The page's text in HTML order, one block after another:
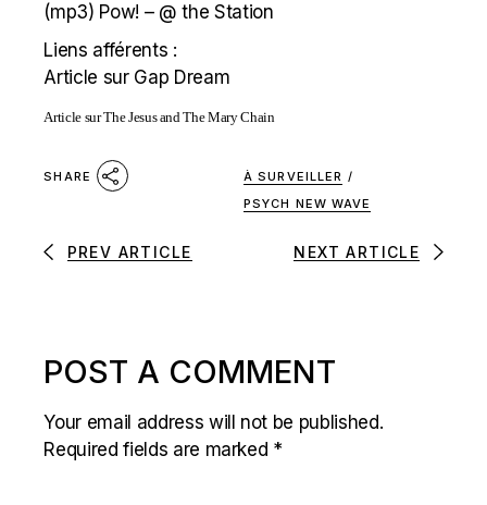
(mp3) Pow! – @ the Station
Liens afférents :
Article sur Gap Dream
Article sur The Jesus and The Mary Chain
SHARE À SURVEILLER /
PSYCH NEW WAVE
PREV ARTICLE NEXT ARTICLE
POST A COMMENT
Your email address will not be published.
Required fields are marked *